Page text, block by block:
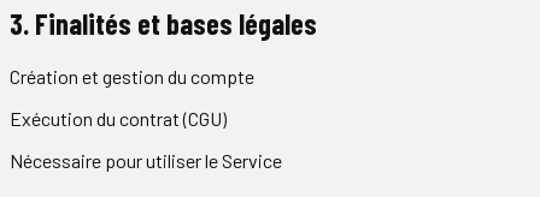
3. Finalités et bases légales
Création et gestion du compte
Exécution du contrat (CGU)
Nécessaire pour utiliser le Service